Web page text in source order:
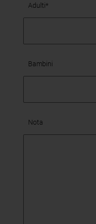
Adulti*
Bambini
Nota